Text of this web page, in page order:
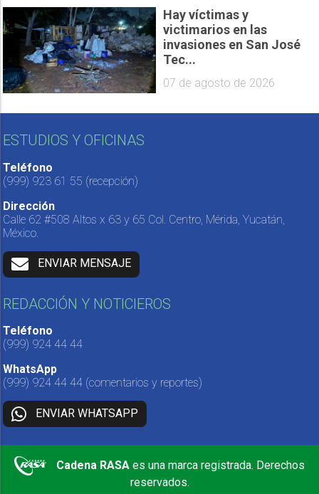
Hay víctimas y
victimarios en las
invasiones en San José
Tec...
07 de agosto de 2026
ESTUDIOS Y OFICINAS
Teléfono
(999) 923 61 55 (recepción)
Dirección
Calle 62 #508 Altos x 63 y 65 Col. Centro, Mérida, Yucatán,
México.
ENVIAR MENSAJE
REDACCIÓN Y NOTICIEROS
Teléfono
(999) 924 44 44
WhatsApp
(999) 924 44 44 (comentarios y reportes)
ENVIAR WHATSAPP
Cadena RASA es una marca registrada. Derechos
reservados.